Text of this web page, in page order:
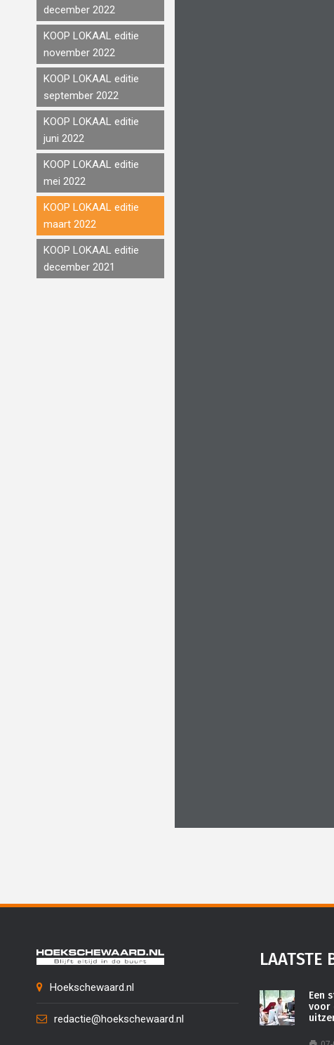
december 2022
KOOP LOKAAL editie
november 2022
KOOP LOKAAL editie
september 2022
KOOP LOKAAL editie
juni 2022
KOOP LOKAAL editie
mei 2022
KOOP LOKAAL editie
maart 2022
KOOP LOKAAL editie
december 2021
Hoekschewaard.nl
redactie@hoekschewaard.nl
LAATSTE
Een
voor